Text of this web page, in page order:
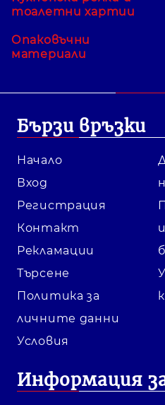
тоалетни хартии
Опаковъчни
материали
Бързи връзки
Начало
Вход
Регистрация
Контакт
Рекламации
Търсене
Политика за
личните данни
Условия
Информация